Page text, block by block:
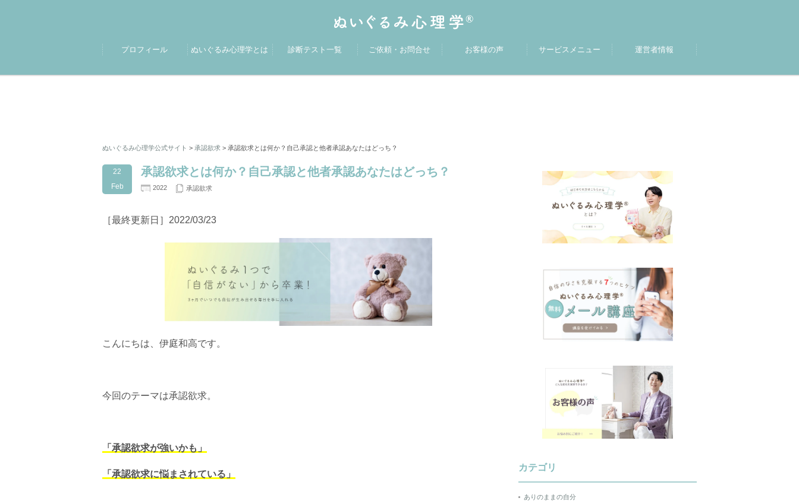
プロフィール ぬいぐるみ心理学とは 診断テスト一覧 ご依頼・お問合せ お客様の声 サービスメニュー 運営者情報
ぬいぐるみ心理学公式サイト > 承認欲求 > 承認欲求とは何か？自己承認と他者承認あなたはどっち？
22
Feb
承認欲求とは何か？自己承認と他者承認あなたはどっち？
2022 承認欲求
［最終更新日］2022/03/23
こんにちは、伊庭和高です。
今回のテーマは承認欲求。
「承認欲求が強いかも」
「承認欲求に悩まされている」
カテゴリ
ありのままの自分